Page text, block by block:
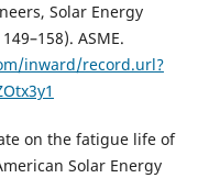
Solar Energy
ASME.
inward/record.url?
on the fatigue life of
Solar Energy